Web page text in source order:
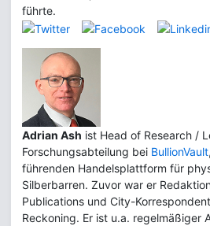
führte.
Adrian Ash ist Head of Research /
Forschungsabteilung bei BullionVault
führenden Handelsplattform für
Silberbarren. Zuvor war er
Publications und City-
Reckoning. Er ist u.a. regelmäßiger